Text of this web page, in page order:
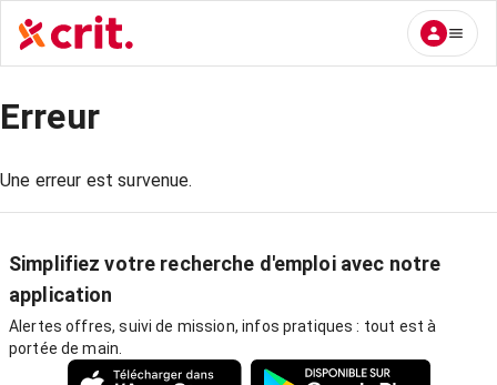
Erreur
Une erreur est survenue.
Simplifiez votre recherche d'emploi avec notre
application
Alertes offres, suivi de mission, infos pratiques : tout est à
portée de main.